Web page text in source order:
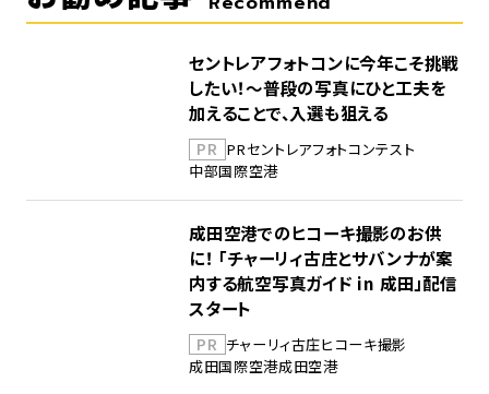
セントレアフォトコンに今年こそ挑戦
したい！～普段の写真にひと工夫を
加えることで、入選も狙える
PR PRセントレアフォトコンテスト
中部国際空港
成田空港でのヒコーキ撮影のお供
に！ 「チャーリィ古庄とサバンナが案
内する航空写真ガイド in 成田」配信
スタート
PR チャーリィ古庄ヒコーキ撮影
成田国際空港成田空港